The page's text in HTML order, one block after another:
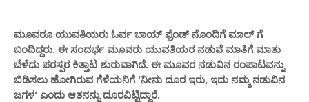
ಮೂವರೂ ಯುವತಿಯರು ಓರ್ವ ಬಾಯ್ ಫ್ರೆಂಡ್ ನೊಂದಿಗೆ ಮಾಲ್ ಗೆ
ಬಂದಿದ್ದರು. ಈ ಸಂದರ್ಭ ಮೂವರು ಯುವತಿಯರ ನಡುವೆ ಮಾತಿಗೆ ಮಾತು
ಬೆಳೆದು ಪರಸ್ಪರ ಕಿತ್ತಾಟ ಶುರುವಾಗಿದೆ. ಈ ಮೂವರ ನಡುವಿನ ರಂಪಾಟವನ್ನು
ಬಿಡಿಸಲು ಹೋಗಿರುವ ಗೆಳೆಯನಿಗೆ 'ನೀನು ದೂರ ಇರು, ಇದು ನಮ್ಮ ನಡುವಿನ
ಜಗಳ' ಎಂದು ಆತನನ್ನು ದೂರವಿಟ್ಟಿದ್ದಾರೆ.